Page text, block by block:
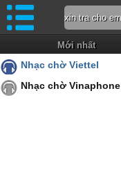
Mới nhất
Nhạc chờ Viettel
Nhạc chờ Vinaphone